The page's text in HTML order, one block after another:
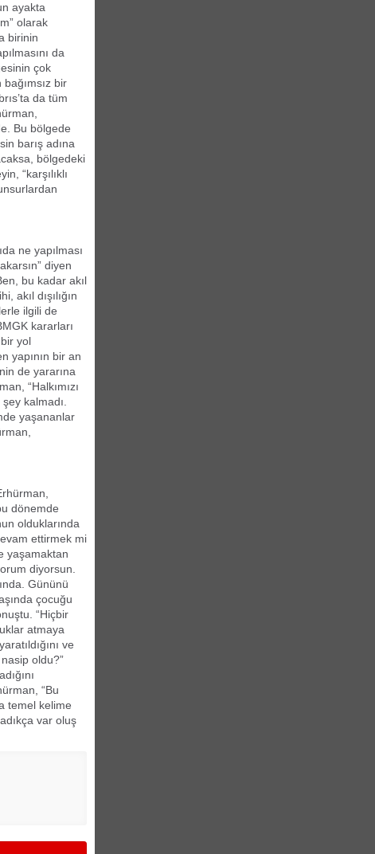
ayakta
olarak
birinin
da
çok
bir
da tüm
Bu bölgede
barış adına
bölgedeki
“karşılıklı
ne yapılması
diyen
bu kadar akıl
akıl dışılığın
ilgili de
kararları
yol
yapının bir an
de yararına
“Halkımızı
kalmadı.
yaşananlar
dönemde
olduklarında
ettirmek mi
yaşamaktan
diyorsun.
Gününü
çocuğu
“Hiçbir
atmaya
ve
oldu?”
“Bu
temel kelime
var oluş